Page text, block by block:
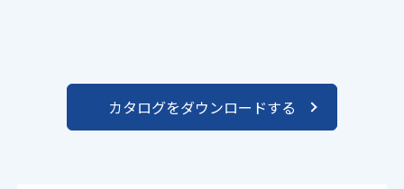
カタログをダウンロードする